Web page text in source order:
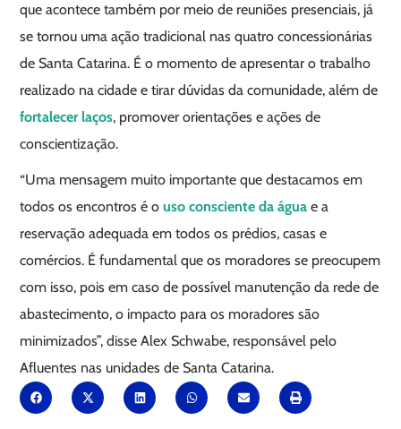
que acontece também por meio de reuniões presenciais, já
se tornou uma ação tradicional nas quatro concessionárias
de Santa Catarina. É o momento de apresentar o trabalho
realizado na cidade e tirar dúvidas da comunidade, além de
fortalecer laços, promover orientações e ações de
conscientização.
“Uma mensagem muito importante que destacamos em
todos os encontros é ouso consciente da água e a
reservação adequada em todos os prédios, casas e
comércios. É fundamental que os moradores se preocupem
com isso, pois em caso de possível manutenção da rede de
abastecimento, o impacto para os moradores são
minimizados”, disse Alex Schwabe, responsável pelo
Afluentes nas unidades de Santa Catarina.